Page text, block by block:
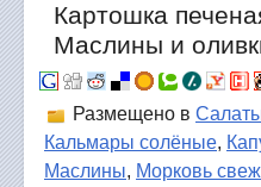
Картошка
Маслины и
Размещено в
Кальмары солёные,
Маслины, Морковь